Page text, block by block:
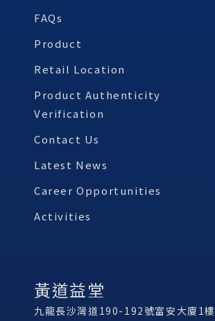
FAQs
Product
Retail Location
Product Authenticity
Verification
Contact Us
Latest News
Career Opportunities
Activities
黃道益堂
九龍長沙灣道190-192號富安大廈1